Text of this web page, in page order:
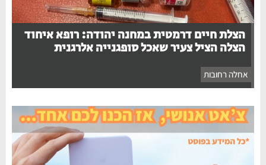
הצלת חיים דרמטית במחנה יהודה: רופא איחוד
הצלה הציל צעיר שאכל סופגנייה אלרגנית
אחלה רחובות